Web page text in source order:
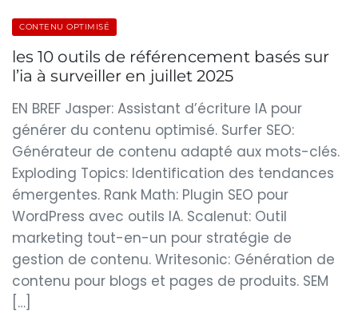
CONTENU OPTIMISÉ
les 10 outils de référencement basés sur
l’ia à surveiller en juillet 2025
EN BREF Jasper: Assistant d’écriture IA pour
générer du contenu optimisé. Surfer SEO:
Générateur de contenu adapté aux mots-clés.
Exploding Topics: Identification des tendances
émergentes. Rank Math: Plugin SEO pour
WordPress avec outils IA. Scalenut: Outil
marketing tout-en-un pour stratégie de
gestion de contenu. Writesonic: Génération de
contenu pour blogs et pages de produits. SEM
[…]